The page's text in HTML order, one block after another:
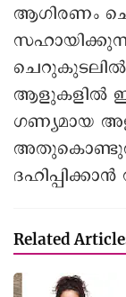
ആഗിരണം
ചെറുകുടലിൽ
ആളുകളില്‍ ഇത്
ഗണ്യമായ
Related